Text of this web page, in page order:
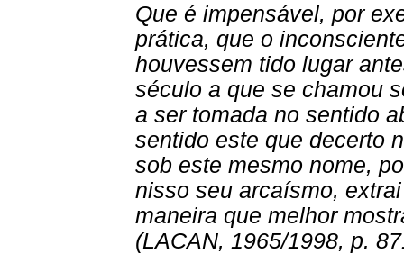
Que é impensável, por
prática, que o
houvessem tido lugar
século a que se chamou
a ser tomada no sentido
sentido este que decerto
sob este mesmo nome,
nisso seu arcaísmo,
maneira que melhor
(LACAN, 1965/1998, p.